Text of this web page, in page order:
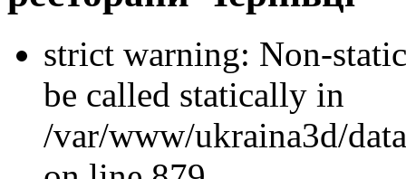
strict warning: Non-
be called statically in
/var/www/ukraina3d/